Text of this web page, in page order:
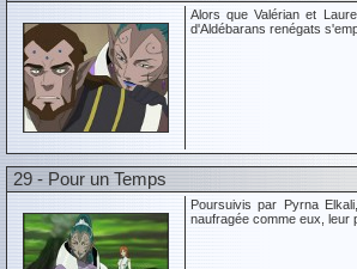
Alors que Valérian et
d'Aldébarans renégats
29 - Pour un Temps
Poursuivis par Pyrna
naufragée comme eux, leur